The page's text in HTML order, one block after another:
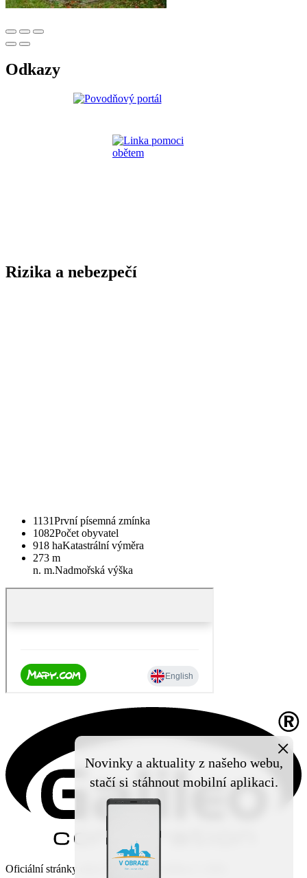
Novinky a aktuality z našeho webu,
stačí si stáhnout mobilní aplikaci.
×
Odkazy
Rizika a nebezpečí
1131První písemná zmínka
1082Počet obyvatel
918 haKatastrální výměra
273 m
n. m.Nadmořská výška
Oficiální stránky obce Čechy pod Kosířem © 2026